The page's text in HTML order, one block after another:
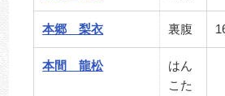
本郷 梨衣 裏腹
本間 龍松
はん
こた